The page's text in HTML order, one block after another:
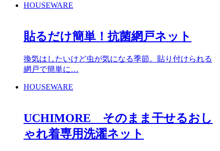
HOUSEWARE
貼るだけ簡単！抗菌網戸ネット
換気はしたいけど虫が気になる季節。貼り付けられる
網戸で簡単に…
HOUSEWARE
UCHIMORE そのまま干せるおし
ゃれ着専用洗濯ネット